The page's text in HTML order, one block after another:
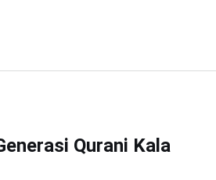
Qurani Kala